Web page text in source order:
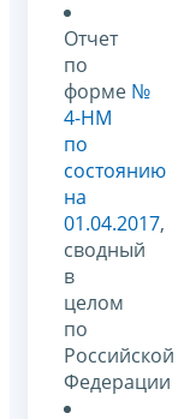
Отчет
по
форме №
4-НМ
по
состоянию
на
01.04.2017,
сводный
в
целом
по
Российской
Федерации